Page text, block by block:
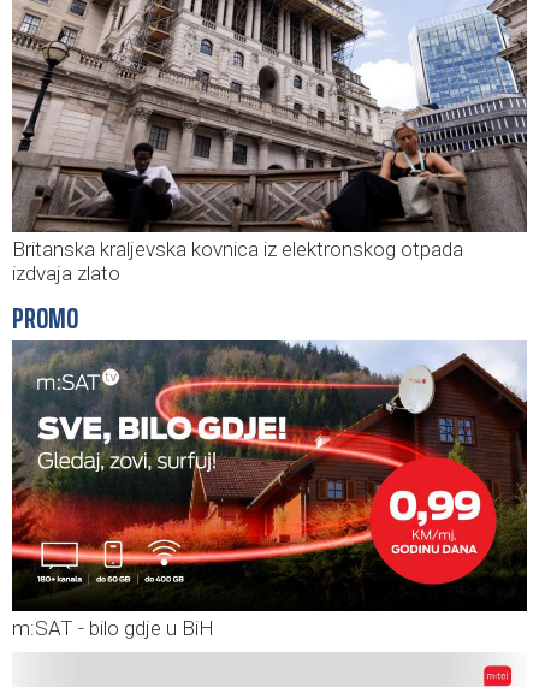
Britanska kraljevska kovnica iz elektronskog otpada
izdvaja zlato
PROMO
m:SAT - bilo gdje u BiH